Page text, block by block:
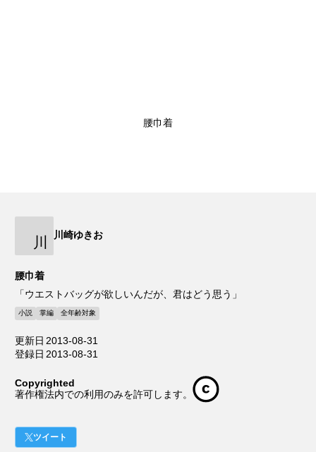
腰巾着
川 川崎ゆきお
腰巾着
「ウエストバッグが欲しいんだが、君はどう思う」
小説 掌編 全年齢対象
更新日 2013-08-31
登録日 2013-08-31
Copyrighted
著作権法内での利用のみを許可します。
ツイート